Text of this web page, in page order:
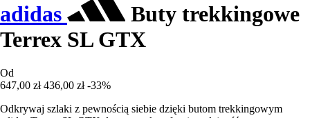
adidas
Buty trekkingowe
Terrex SL GTX
Od
647,00 zł 436,00 zł -33%
Odkrywaj szlaki z pewnością siebie dzięki butom trekkingowym